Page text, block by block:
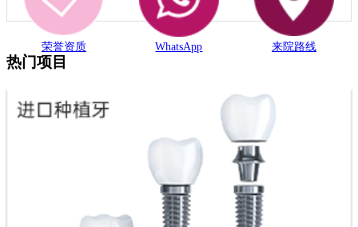
荣誉资质 WhatsApp 来院路线
热门项目